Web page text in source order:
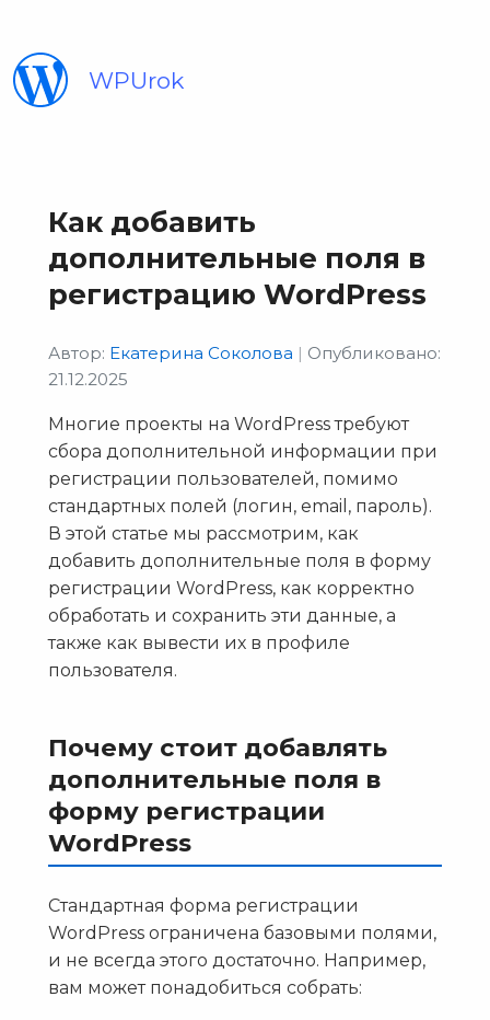
WPUrok
Как добавить
дополнительные поля в
регистрацию WordPress
Автор: Екатерина Соколова | Опубликовано:
21.12.2025
Многие проекты на WordPress требуют
сбора дополнительной информации при
регистрации пользователей, помимо
стандартных полей (логин, email, пароль).
В этой статье мы рассмотрим, как
добавить дополнительные поля в форму
регистрации WordPress, как корректно
обработать и сохранить эти данные, а
также как вывести их в профиле
пользователя.
Почему стоит добавлять
дополнительные поля в
форму регистрации
WordPress
Стандартная форма регистрации
WordPress ограничена базовыми полями,
и не всегда этого достаточно. Например,
вам может понадобиться собрать: